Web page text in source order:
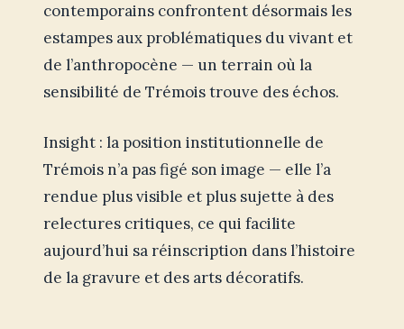
contemporains confrontent désormais les
estampes aux problématiques du vivant et
de l’anthropocène — un terrain où la
sensibilité de Trémois trouve des échos.
Insight : la position institutionnelle de
Trémois n’a pas figé son image — elle l’a
rendue plus visible et plus sujette à des
relectures critiques, ce qui facilite
aujourd’hui sa réinscription dans l’histoire
de la gravure et des arts décoratifs.